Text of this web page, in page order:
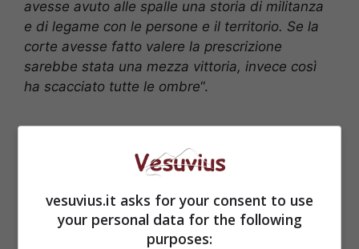
avesse avuto alle spalle una storia di militanza
e di legame con le persone e il territorio. Se la
corte avesse fatto valere la prescrizione
sarebbe stata una mezza vittoria, invece così
ha scacciato tutte le ombre“.
vesuvius.it asks for your consent to use
your personal data for the following
purposes: